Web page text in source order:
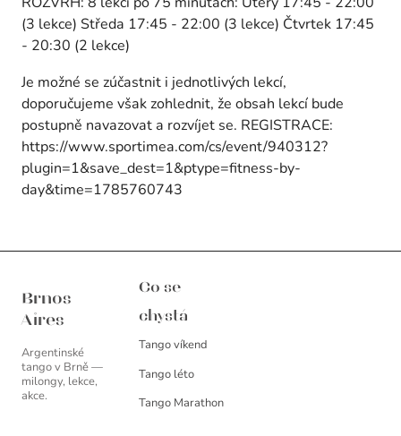
(3 lekce) Středa 17:45 - 22:00 (3 lekce) Čtvrtek 17:45
- 20:30 (2 lekce)
Je možné se zúčastnit i jednotlivých lekcí,
doporučujeme však zohlednit, že obsah lekcí bude
postupně navazovat a rozvíjet se. REGISTRACE:
https://www.sportimea.com/cs/event/940312?
plugin=1&save_dest=1&ptype=fitness-by-
day&time=1785760743
Brnos
Aires
Argentinské
tango v Brně —
milongy, lekce,
akce.
Co se
chystá
Tango víkend
Tango léto
Tango Marathon